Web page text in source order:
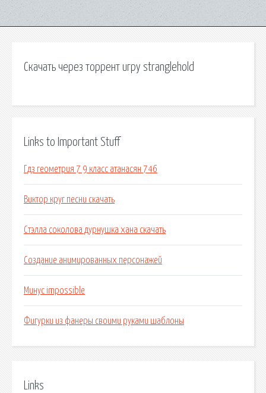
Скачать через торрент игру stranglehold
Links to Important Stuff
Гдз геометрия 7 9 класс атанасян 746
Виктор круг песни скачать
Стэлла соколова дурнушка хана скачать
Создание анимированных персонажей
Минус impossible
Фигурки из фанеры своими руками шаблоны
Links